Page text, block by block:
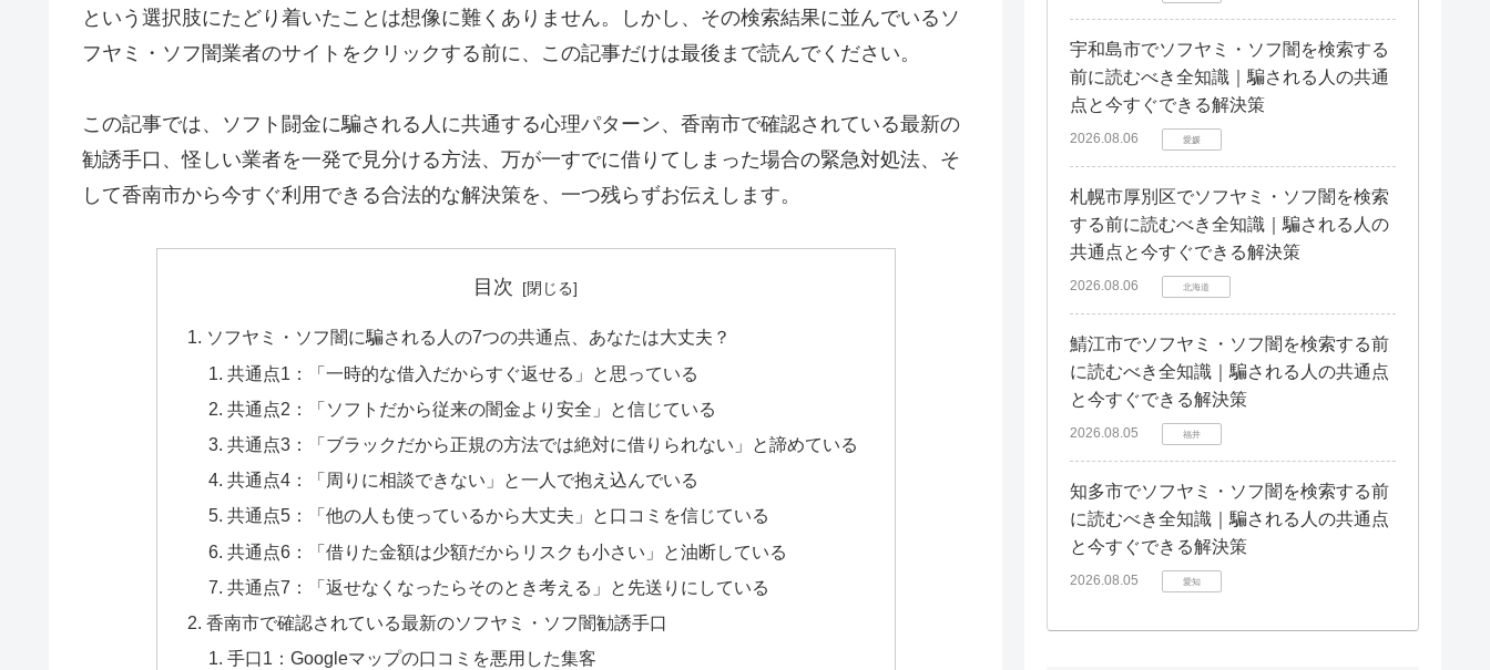
という選択肢にたどり着いたことは想像に難くありません。しかし、その検索結果に並んでいるソ
フヤミ・ソフ闇業者のサイトをクリックする前に、この記事だけは最後まで読んでください。
この記事では、ソフト闘金に騙される人に共通する心理パターン、香南市で確認されている最新の
勧誘手口、怪しい業者を一発で見分ける方法、万が一すでに借りてしまった場合の緊急対処法、そ
して香南市から今すぐ利用できる合法的な解決策を、一つ残らずお伝えします。
目次
ソフヤミ・ソフ闇に騙される人の7つの共通点、あなたは大丈夫？
共通点1：「一時的な借入だからすぐ返せる」と思っている
共通点2：「ソフトだから従来の闇金より安全」と信じている
共通点3：「ブラックだから正規の方法では絶対に借りられない」と諦めている
共通点4：「周りに相談できない」と一人で抱え込んでいる
共通点5：「他の人も使っているから大丈夫」と口コミを信じている
共通点6：「借りた金額は少額だからリスクも小さい」と油断している
共通点7：「返せなくなったらそのとき考える」と先送りにしている
香南市で確認されている最新のソフヤミ・ソフ闇勧誘手口
手口1：Googleマップの口コミを悪用した集客
宇和島市でソフヤミ・ソフ闇を検索する
前に読むべき全知識｜騙される人の共通
点と今すぐできる解決策
2026.08.06 愛媛
札幌市厚別区でソフヤミ・ソフ闇を検索
する前に読むべき全知識｜騙される人の
共通点と今すぐできる解決策
2026.08.06 北海道
鯖江市でソフヤミ・ソフ闇を検索する前
に読むべき全知識｜騙される人の共通点
と今すぐできる解決策
2026.08.05 福井
知多市でソフヤミ・ソフ闇を検索する前
に読むべき全知識｜騙される人の共通点
と今すぐできる解決策
2026.08.05 愛知